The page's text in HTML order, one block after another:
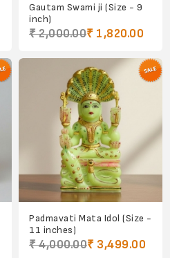
Gautam Swami ji (Size - 9
inch)
₹ 2,000.00₹ 1,820.00
Padmavati Mata Idol (Size -
11 inches)
₹ 4,000.00₹ 3,499.00